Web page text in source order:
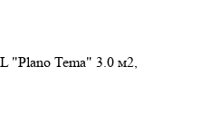
"Plano Tema" 3.0 м2,